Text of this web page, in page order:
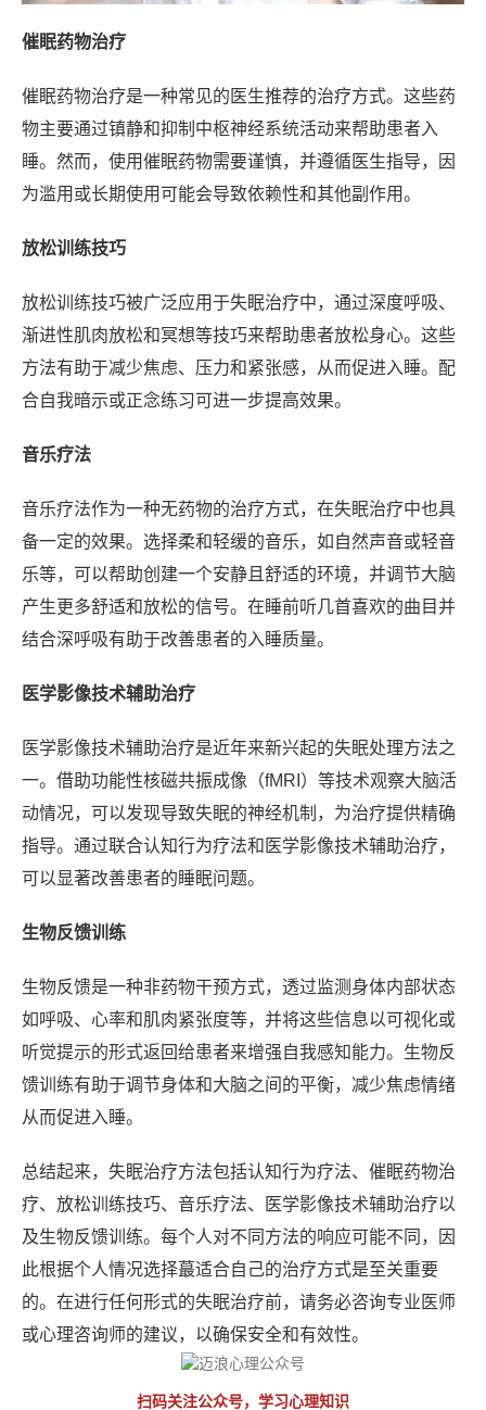
催眠药物治疗
催眠药物治疗是一种常见的医生推荐的治疗方式。这些药
物主要通过镇静和抑制中枢神经系统活动来帮助患者入
睡。然而，使用催眠药物需要谨慎，并遵循医生指导，因
为滥用或长期使用可能会导致依赖性和其他副作用。
放松训练技巧
放松训练技巧被广泛应用于失眠治疗中，通过深度呼吸、
渐进性肌肉放松和冥想等技巧来帮助患者放松身心。这些
方法有助于减少焦虑、压力和紧张感，从而促进入睡。配
合自我暗示或正念练习可进一步提高效果。
音乐疗法
音乐疗法作为一种无药物的治疗方式，在失眠治疗中也具
备一定的效果。选择柔和轻缓的音乐，如自然声音或轻音
乐等，可以帮助创建一个安静且舒适的环境，并调节大脑
产生更多舒适和放松的信号。在睡前听几首喜欢的曲目并
结合深呼吸有助于改善患者的入睡质量。
医学影像技术辅助治疗
医学影像技术辅助治疗是近年来新兴起的失眠处理方法之
一。借助功能性核磁共振成像（fMRI）等技术观察大脑活
动情况，可以发现导致失眠的神经机制，为治疗提供精确
指导。通过联合认知行为疗法和医学影像技术辅助治疗，
可以显著改善患者的睡眠问题。
生物反馈训练
生物反馈是一种非药物干预方式，透过监测身体内部状态
如呼吸、心率和肌肉紧张度等，并将这些信息以可视化或
听觉提示的形式返回给患者来增强自我感知能力。生物反
馈训练有助于调节身体和大脑之间的平衡，减少焦虑情绪
从而促进入睡。
总结起来，失眠治疗方法包括认知行为疗法、催眠药物治
疗、放松训练技巧、音乐疗法、医学影像技术辅助治疗以
及生物反馈训练。每个人对不同方法的响应可能不同，因
此根据个人情况选择蕞适合自己的治疗方式是至关重要
的。在进行任何形式的失眠治疗前，请务必咨询专业医师
或心理咨询师的建议，以确保安全和有效性。
扫码关注公众号，学习心理知识